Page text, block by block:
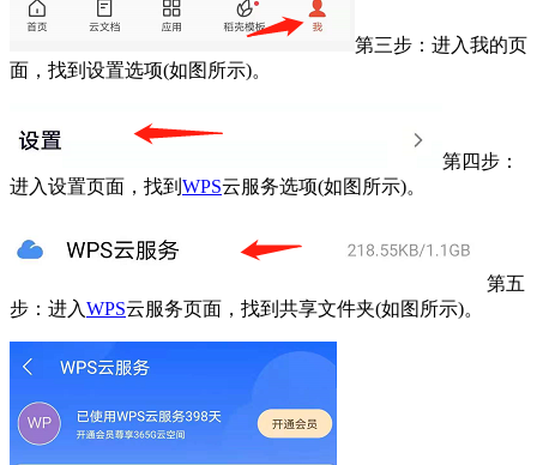
第三步：进入我的页
面，找到设置选项(如图所示)。
第四步：
进入设置页面，找到 WPS云服务选项(如图所示)。
第五
步：进入WPS云服务页面，找到共享文件夹(如图所示)。